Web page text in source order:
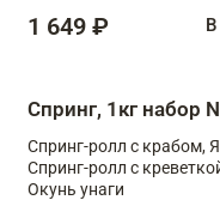
1 649 ₽
Спринг, 1кг набор
Спринг-ролл с крабом,
Спринг-ролл с
Окунь унаги